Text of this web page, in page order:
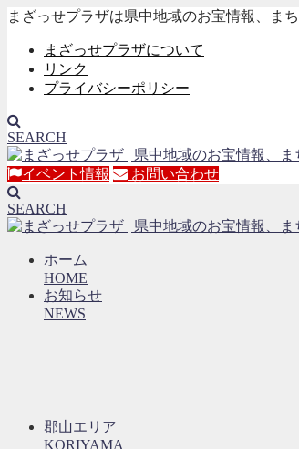
まざっせプラザは県中地域のお宝情報、ま
まざっせプラザについて
リンク
プライバシーポリシー
SEARCH
イベント情報 お問い合わせ
SEARCH
ホーム
HOME
お知らせ
NEWS
郡山エリア
KORIYAMA